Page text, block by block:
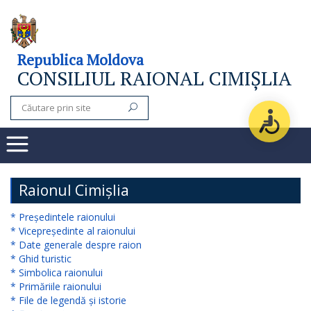
Consiliul
raional
Noutăți
Subdiviziuni
Secretarul
consiliului
raional
Aparatul
Republica Moldova
CONSILIUL RAIONAL CIMIȘLIA
Raionul Cimișlia
* Președintele raionului
* Vicepreședinte al raionului
* Date generale despre raion
* Ghid turistic
* Simbolica raionului
* Primăriile raionului
* File de legendă și istorie